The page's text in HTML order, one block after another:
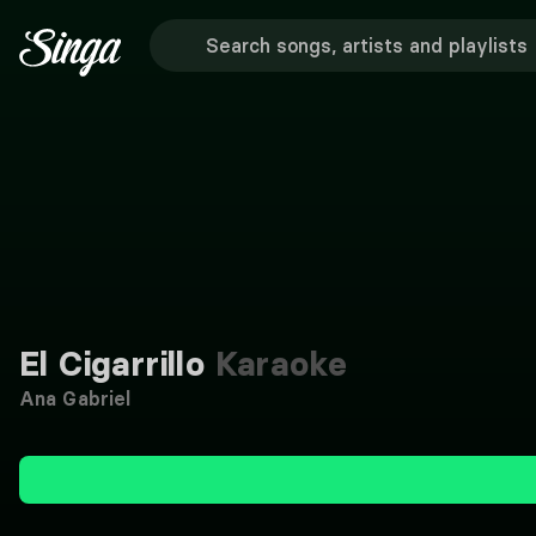
El Cigarrillo Karaoke
Ana Gabriel